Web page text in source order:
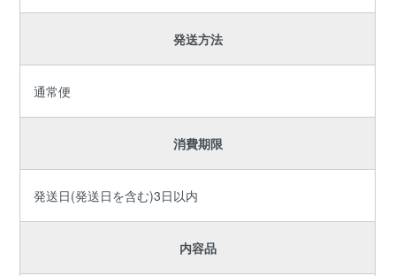
発送方法
通常便
消費期限
発送日(発送日を含む)3日以内
内容品